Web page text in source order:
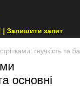
| Залишити запит
гнучкість та
основні